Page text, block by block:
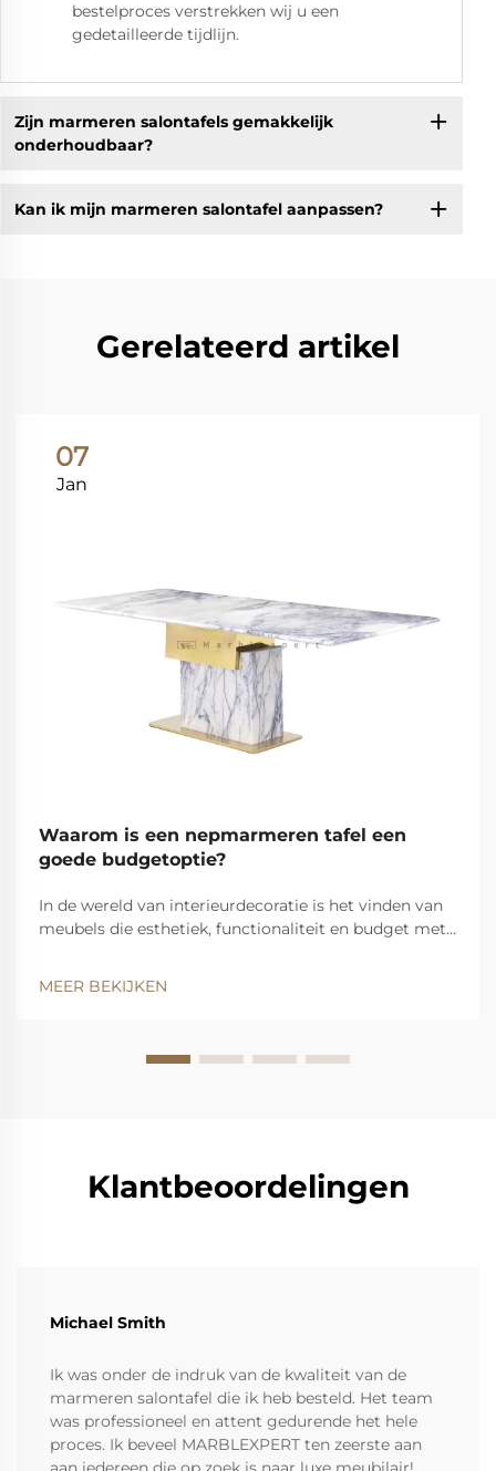
bestelproces verstrekken wij u een
gedetailleerde tijdlijn.
Zijn marmeren salontafels gemakkelijk
onderhoudbaar?
Kan ik mijn marmeren salontafel aanpassen?
Gerelateerd artikel
07
Jan
Waarom is een nepmarmeren tafel een
goede budgetoptie?
In de wereld van interieurdecoratie is het vinden van
meubels die esthetiek, functionaliteit en budget met
tafel is uitgegroeid tot een opvallende keuze die
MEER BEKIJKEN
Klantbeoordelingen
Michael Smith
Ik was onder de indruk van de kwaliteit van de
marmeren salontafel die ik heb besteld. Het team
was professioneel en attent gedurende het hele
proces. Ik beveel MARBLEXPERT ten zeerste aan